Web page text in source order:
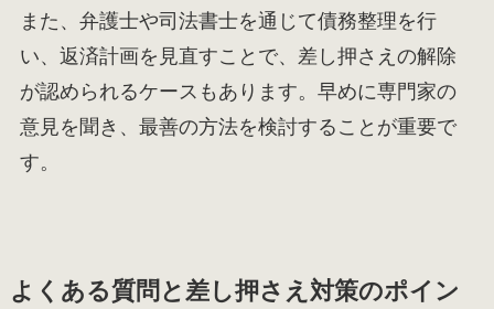
また、弁護士や司法書士を通じて債務整理を行
い、返済計画を見直すことで、差し押さえの解除
が認められるケースもあります。早めに専門家の
意見を聞き、最善の方法を検討することが重要で
す。
よくある質問と差し押さえ対策のポイン